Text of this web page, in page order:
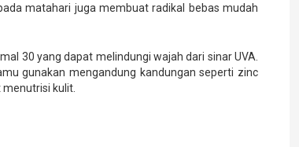
matahari juga membuat radikal bebas mudah
30 yang dapat melindungi wajah dari sinar UVA.
gunakan mengandung kandungan seperti zinc
kulit.